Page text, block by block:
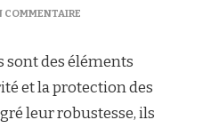
COMMENTAIRESUR
LES
PRINCIPAUX
RENCONTRÉS
sont des éléments
et la protection des
leur robustesse, ils